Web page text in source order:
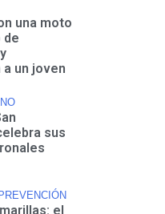
una moto
de
un joven
sus
el